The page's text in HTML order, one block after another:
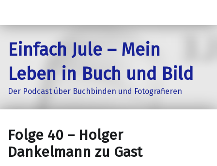
Einfach Jule – Mein
Leben in Buch und Bild
Der Podcast über Buchbinden und Fotografieren
Folge 40 – Holger
Dankelmann zu Gast